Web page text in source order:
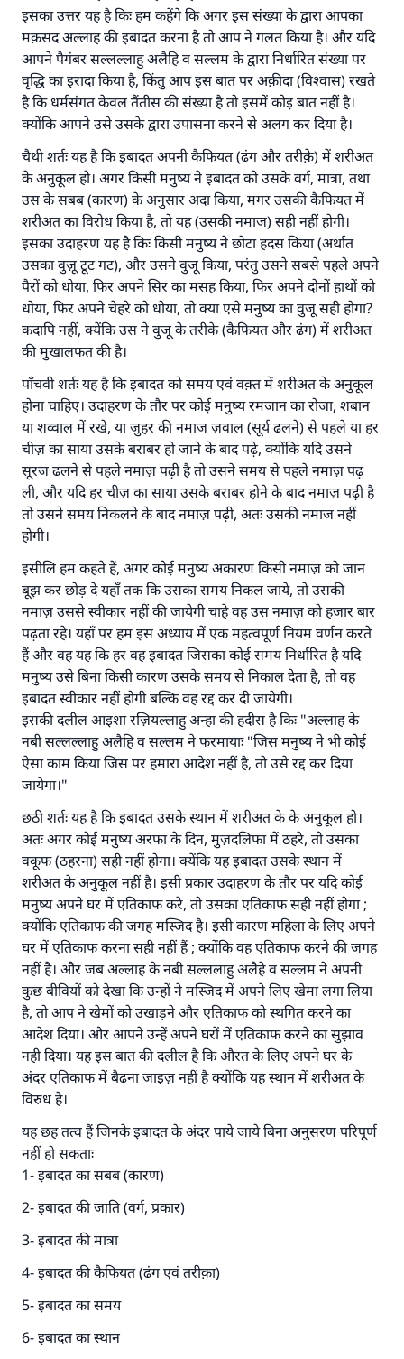
इसका उत्तर यह है किः हम कहेंगे कि अगर इस संख्या के द्वारा आपका
मक़सद अल्लाह की इबादत करना है तो आप ने गलत किया है। और यदि
आपने पैगंबर सल्लल्लाहु अलैहि व सल्लम के द्वारा निर्धारित संख्या पर
वृद्धि का इरादा किया है, किंतु आप इस बात पर अक़ीदा (विश्वास) रखते
है कि धर्मसंगत केवल तैंतीस की संख्या है तो इसमें कोइ बात नहीं है।
क्योंकि आपने उसे उसके द्वारा उपासना करने से अलग कर दिया है।
चैथी शर्तः यह है कि इबादत अपनी कैफियत (ढंग और तरीक़े) में शरीअत
के अनुकूल हो। अगर किसी मनुष्य ने इबादत को उसके वर्ग, मात्रा, तथा
उस के सबब (कारण) के अनुसार अदा किया, मगर उसकी कैफियत में
शरीअत का विरोध किया है, तो यह (उसकी नमाज) सही नहीं होगी।
इसका उदाहरण यह है किः किसी मनुष्य ने छोटा हदस किया (अर्थात
उसका वुज़ू टूट गट), और उसने वुजू किया, परंतु उसने सबसे पहले अपने
पैरों को धोया, फिर अपने सिर का मसह किया, फिर अपने दोनों हाथों को
धोया, फिर अपने चेहरे को धोया, तो क्या एसे मनुष्य का वुजू सही होगा?
कदापि नहीं, क्येंकि उस ने वुजू के तरीके (कैफियत और ढंग) में शरीअत
की मुखालफत की है।
पाँचवी शर्तः यह है कि इबादत को समय एवं वक़्त में शरीअत के अनुकूल
होना चाहिए। उदाहरण के तौर पर कोई मनुष्य रमजान का रोजा, शबान
या शव्वाल में रखे, या जुहर की नमाज ज़वाल (सूर्य ढलने) से पहले या हर
चीज़ का साया उसके बराबर हो जाने के बाद पढ़े, क्योंकि यदि उसने
सूरज ढलने से पहले नमाज़ पढ़ी है तो उसने समय से पहले नमाज़ पढ़
ली, और यदि हर चीज़ का साया उसके बराबर होने के बाद नमाज़ पढ़ी है
तो उसने समय निकलने के बाद नमाज़ पढ़ी, अतः उसकी नमाज नहीं
होगी।
इसीलि हम कहते हैं, अगर कोई मनुष्य अकारण किसी नमाज़ को जान
बूझ कर छोड़ दे यहाँ तक कि उसका समय निकल जाये, तो उसकी
नमाज़ उससे स्वीकार नहीं की जायेगी चाहे वह उस नमाज़ को हजार बार
पढ़ता रहे। यहाँ पर हम इस अध्याय में एक महत्वपूर्ण नियम वर्णन करते
हैं और वह यह कि हर वह इबादत जिसका कोई समय निर्धारित है यदि
मनुष्य उसे बिना किसी कारण उसके समय से निकाल देता है, तो वह
इबादत स्वीकार नहीं होगी बल्कि वह रद्द कर दी जायेगी।
इसकी दलील आइशा रज़ियल्लाहु अन्हा की हदीस है किः "अल्लाह के
नबी सल्लल्लाहु अलैहि व सल्लम ने फरमायाः "जिस मनुष्य ने भी कोई
ऐसा काम किया जिस पर हमारा आदेश नहीं है, तो उसे रद्द कर दिया
जायेगा।"
छठी शर्तः यह है कि इबादत उसके स्थान में शरीअत के के अनुकूल हो।
अतः अगर कोई मनुष्य अरफा के दिन, मुज़दलिफा में ठहरे, तो उसका
वकूफ (ठहरना) सही नहीं होगा। क्येंकि यह इबादत उसके स्थान में
शरीअत के अनुकूल नहीं है। इसी प्रकार उदाहरण के तौर पर यदि कोई
मनुष्य अपने घर में एतिकाफ करे, तो उसका एतिकाफ सही नहीं होगा ;
क्योंकि एतिकाफ की जगह मस्जिद है। इसी कारण महिला के लिए अपने
घर में एतिकाफ करना सही नहीं हैं ; क्योंकि वह एतिकाफ करने की जगह
नहीं है। और जब अल्लाह के नबी सल्ललाहु अलैहे व सल्लम ने अपनी
कुछ बीवियों को देखा कि उन्हों ने मस्जिद में अपने लिए खेमा लगा लिया
है, तो आप ने खेमों को उखाड़ने और एतिकाफ को स्थगित करने का
आदेश दिया। और आपने उन्हें अपने घरों में एतिकाफ करने का सुझाव
नही दिया। यह इस बात की दलील है कि औरत के लिए अपने घर के
अंदर एतिकाफ में बैढना जाइज़ नहीं है क्योंकि यह स्थान में शरीअत के
विरुध है।
यह छह तत्व हैं जिनके इबादत के अंदर पाये जाये बिना अनुसरण परिपूर्ण
नहीं हो सकताः
1- इबादत का सबब (कारण)
2- इबादत की जाति (वर्ग, प्रकार)
3- इबादत की मात्रा
4- इबादत की कैफियत (ढंग एवं तरीक़ा)
5- इबादत का समय
6- इबादत का स्थान
'जो व्यक्ति भलाई का मार्ग दर्शाए, उसके लिए उस भलाई के
करने वाले के समान प्रतिफल है।''
(मुस्लिम : 1893).
योगदान करें